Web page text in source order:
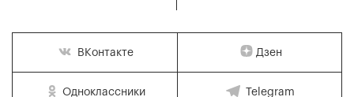
ВКонтакте Дзен
Одноклассники Telegram